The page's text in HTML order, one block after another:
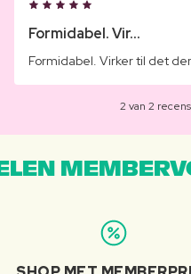
Formidabel. Vir...
Formidabel. Virker til det
2 van 2